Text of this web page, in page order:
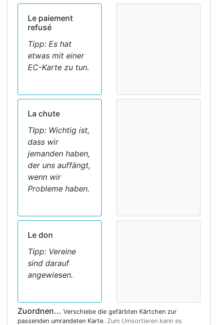
Le paiement
refusé
Tipp: Es hat
etwas mit einer
EC-Karte zu tun.
La chute
TIpp: Wichtig ist,
dass wir
jemanden haben,
der uns auffängt,
wenn wir
Probleme haben.
Le don
Tipp: Vereine
sind darauf
angewiesen.
Zuordnen... Verschiebe die gefärbten Kärtchen zur
passenden umrandeten Karte. Zum Umsortieren kann es